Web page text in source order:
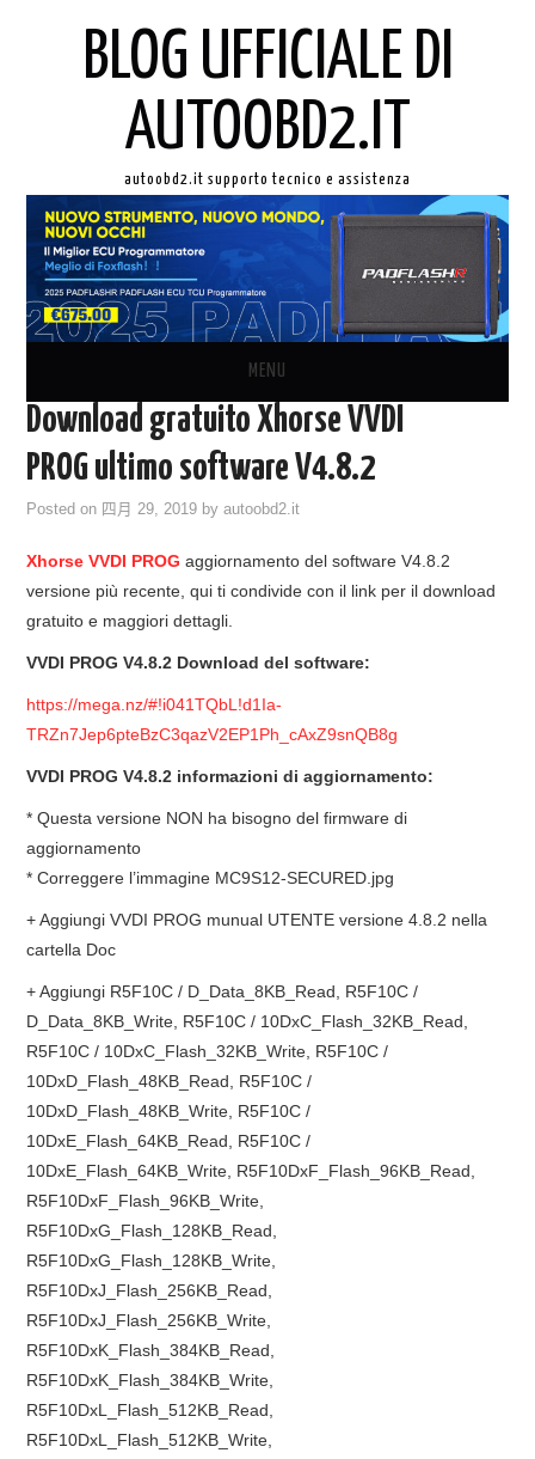
BLOG UFFICIALE DI
AUTOOBD2.IT
autoobd2.it supporto tecnico e assistenza
MENU
ORIGINALE LAUNCH X431
ECU PROGRAMMATORE
KEY CUTTING MACHINE
ALIENTECH KESS V3
Download gratuito Xhorse VVDI
PROG ultimo software V4.8.2
Posted on 四月 29, 2019 byautoobd2.it
Xhorse VVDI PROG aggiornamento del software V4.8.2
versione più recente, qui ti condivide con il link per il download
gratuito e maggiori dettagli.
VVDI PROG V4.8.2 Download del software:
https://mega.nz/#!i041TQbL!d1Ia-
TRZn7Jep6pteBzC3qazV2EP1Ph_cAxZ9snQB8g
VVDI PROG V4.8.2 informazioni di aggiornamento:
* Questa versione NON ha bisogno del firmware di
aggiornamento
* Correggere l’immagine MC9S12-SECURED.jpg
+ Aggiungi VVDI PROG munual UTENTE versione 4.8.2 nella
cartella Doc
+ Aggiungi R5F10C / D_Data_8KB_Read, R5F10C /
D_Data_8KB_Write, R5F10C / 10DxC_Flash_32KB_Read,
R5F10C / 10DxC_Flash_32KB_Write, R5F10C /
10DxD_Flash_48KB_Read, R5F10C /
10DxD_Flash_48KB_Write, R5F10C /
10DxE_Flash_64KB_Read, R5F10C /
10DxE_Flash_64KB_Write, R5F10DxF_Flash_96KB_Read,
R5F10DxF_Flash_96KB_Write,
R5F10DxG_Flash_128KB_Read,
R5F10DxG_Flash_128KB_Write,
R5F10DxJ_Flash_256KB_Read,
R5F10DxJ_Flash_256KB_Write,
R5F10DxK_Flash_384KB_Read,
R5F10DxK_Flash_384KB_Write,
R5F10DxL_Flash_512KB_Read,
R5F10DxL_Flash_512KB_Write,